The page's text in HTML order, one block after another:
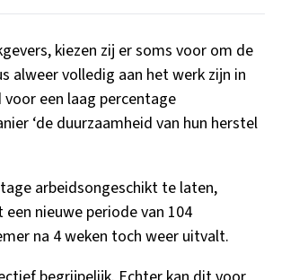
kiezen zij er soms voor om de
alweer volledig aan het werk zijn in
een laag percentage
‘de duurzaamheid van hun herstel
arbeidsongeschikt te laten,
nieuwe periode van 104
na 4 weken toch weer uitvalt.